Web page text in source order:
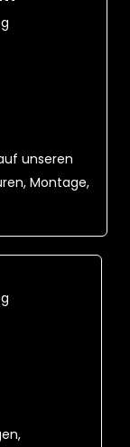
unseren
Montage,